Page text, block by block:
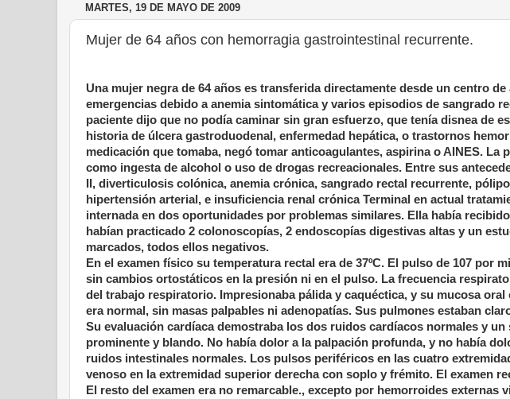
MARTES, 19 DE MAYO DE 2009
Mujer de 64 años con hemorragia gastrointestinal recurrente.
Una mujer negra de 64 años es transferida directamente desde un centro
emergencias debido a anemia sintomática y varios episodios de sangrado
paciente dijo que no podía caminar sin gran esfuerzo, que tenía disnea de
historia de úlcera gastroduodenal, enfermedad hepática, o trastornos
medicación que tomaba, negó tomar anticoagulantes, aspirina o AINES. La
como ingesta de alcohol o uso de drogas recreacionales. Entre sus
II, diverticulosis colónica, anemia crónica, sangrado rectal recurrente,
hipertensión arterial, e insuficiencia renal crónica Terminal en actual
internada en dos oportunidades por problemas similares. Ella había
habían practicado 2 colonoscopías, 2 endoscopías digestivas altas y un
marcados, todos ellos negativos.
En el examen físico su temperatura rectal era de 37ºC. El pulso de 107 por
sin cambios ortostáticos en la presión ni en el pulso. La frecuencia
del trabajo respiratorio. Impresionaba pálida y caquéctica, y su mucosa oral
era normal, sin masas palpables ni adenopatías. Sus pulmones estaban
Su evaluación cardíaca demostraba los dos ruidos cardíacos normales y
prominente y blando. No había dolor a la palpación profunda, y no había
ruidos intestinales normales. Los pulsos periféricos en las cuatro
venoso en la extremidad superior derecha con soplo y frémito. El examen
El resto del examen era no remarcable., excepto por hemorroides externas